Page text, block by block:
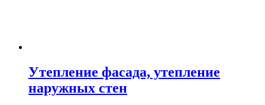
Утепление фасада, утепление
наружных стен